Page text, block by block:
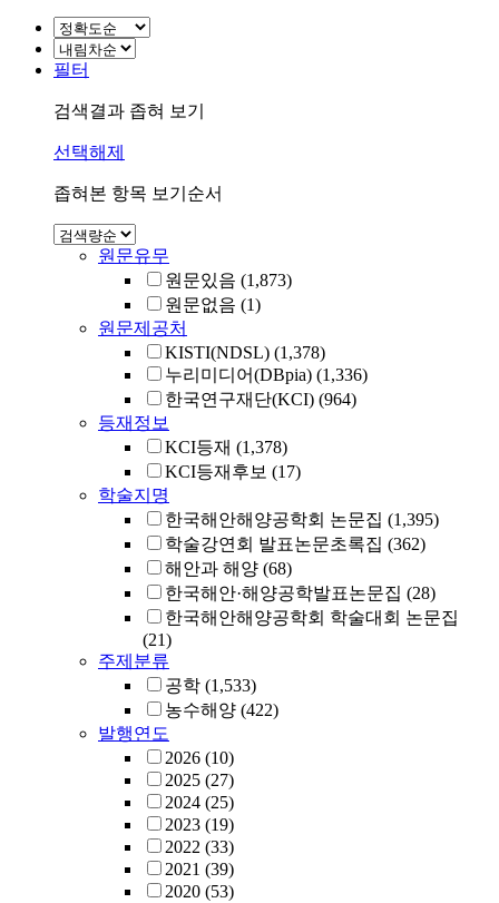
필터
검색결과 좁혀 보기
선택해제
좁혀본 항목 보기순서
원문유무
원문있음 (1,873)
원문없음 (1)
원문제공처
KISTI(NDSL) (1,378)
누리미디어(DBpia) (1,336)
한국연구재단(KCI) (964)
등재정보
KCI등재 (1,378)
KCI등재후보 (17)
학술지명
한국해안해양공학회 논문집 (1,395)
학술강연회 발표논문초록집 (362)
해안과 해양 (68)
한국해안·해양공학발표논문집 (28)
한국해안해양공학회 학술대회 논문집
(21)
주제분류
공학 (1,533)
농수해양 (422)
발행연도
2026 (10)
2025 (27)
2024 (25)
2023 (19)
2022 (33)
2021 (39)
2020 (53)